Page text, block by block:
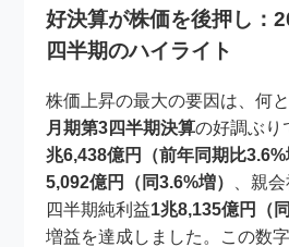
好決算が株価を後押し：
四半期のハイライト
株価上昇の最大の要因は、何
月期第3四半期決算の好調ぶり
兆6,438億円（前年同期比3.6%
5,092億円（同3.6%増）
、親
四半期純利益1兆8,135億円（
増益を達成しました。この数